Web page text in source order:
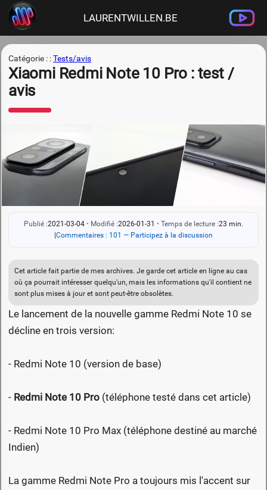
LAURENTWILLEN.BE
Catégorie : :Tests/avis
Xiaomi Redmi Note 10 Pro : test /
avis
Publié :2021-03-04 • Modifié :2026-01-31 • Temps de lecture :23 min.
Commentaires : 101 — Participez à la discussion
Cet article fait partie de mes archives. Je garde cet article en ligne au cas
où ça pourrait intéresser quelqu'un, mais les informations qu'il contient ne
sont plus mises à jour et sont peut-être obsolètes.
Le lancement de la nouvelle gamme Redmi Note 10 se
décline en trois version:
- Redmi Note 10 (version de base)
- Redmi Note 10 Pro (téléphone testé dans cet article)
- Redmi Note 10 Pro Max (téléphone destiné au marché
Indien)
La gamme Redmi Note Pro a toujours mis l'accent sur